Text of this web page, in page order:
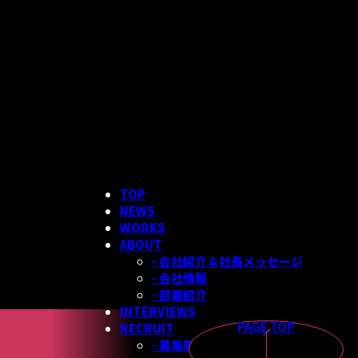
TOP
NEWS
WORKS
ABOUT
- 会社紹介＆社長メッセージ
- 会社情報
- 部署紹介
INTERVIEWS
RECRUIT
- 募集職種
PAGE TOP